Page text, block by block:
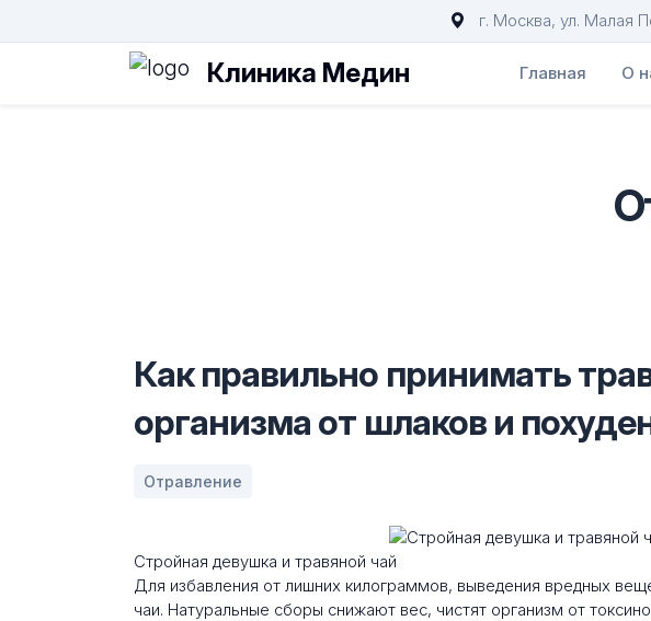
г. Москва, ул. Малая
Клиника Медин Главная О
Как правильно принимать
организма от шлаков и
Отравление
Стройная девушка и травяной чай
Для избавления от лишних килограммов, выведения вредных
чаи. Натуральные сборы снижают вес, чистят организм от